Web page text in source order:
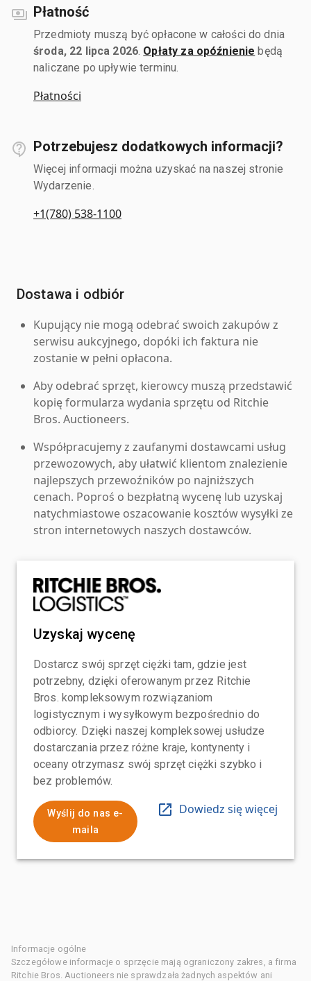
Płatność
Przedmioty muszą być opłacone w całości do dnia
środa, 22 lipca 2026 Opłaty za opóźnienie będą
naliczane po upływie terminu.
Płatności
Potrzebujesz dodatkowych informacji?
Więcej informacji można uzyskać na naszej stronie
Wydarzenie.
+1(780) 538-1100
Dostawa i odbiór
Kupujący nie mogą odebrać swoich zakupów z
serwisu aukcyjnego, dopóki ich faktura nie
zostanie w pełni opłacona.
Aby odebrać sprzęt, kierowcy muszą przedstawić
kopię formularza wydania sprzętu od Ritchie
Bros. Auctioneers.
Współpracujemy z zaufanymi dostawcami usług
przewozowych, aby ułatwić klientom znalezienie
najlepszych przewoźników po najniższych
cenach. Poproś o bezpłatną wycenę lub uzyskaj
natychmiastowe oszacowanie kosztów wysyłki ze
stron internetowych naszych dostawców.
Uzyskaj wycenę
Dostarcz swój sprzęt ciężki tam, gdzie jest
potrzebny, dzięki oferowanym przez Ritchie
Bros. kompleksowym rozwiązaniom
logistycznym i wysyłkowym bezpośrednio do
odbiorcy. Dzięki naszej kompleksowej usłudze
dostarczania przez różne kraje, kontynenty i
oceany otrzymasz swój sprzęt ciężki szybko i
bez problemów.
Wyślij do nas e-
maila
Dowiedz się więcej
Informacje ogólne
Szczegółowe informacje o sprzęcie mają ograniczony zakres, a firma
Ritchie Bros. Auctioneers nie sprawdzała żadnych aspektów ani